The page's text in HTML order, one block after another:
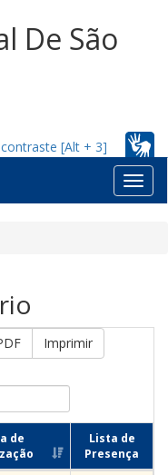
De São
[Alt + 3]
Imprimir
de
Lista de
Presença